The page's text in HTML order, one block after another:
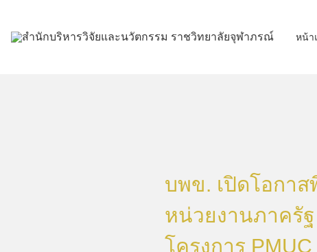
content
หน้า
บพข. เปิดโอกา
หน่วยงานภาครั
โครงการ